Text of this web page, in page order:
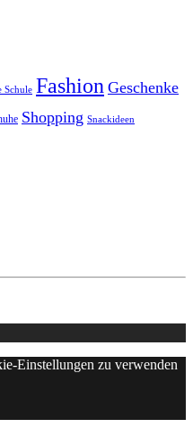
Schule Fashion Geschenke
Shopping Snackideen
Einstellungen zu verwenden